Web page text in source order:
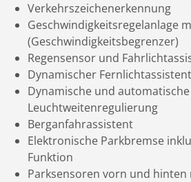
Verkehrszeichenerkennung
Geschwindigkeitsregelanlage
(Geschwindigkeitsbegrenzer)
Regensensor und
Dynamischer
Dynamische und automatische
Leuchtweitenregulierung
Berganfahrassistent
Elektronische Parkbremse
Funktion
Parksensoren vorn und hinten